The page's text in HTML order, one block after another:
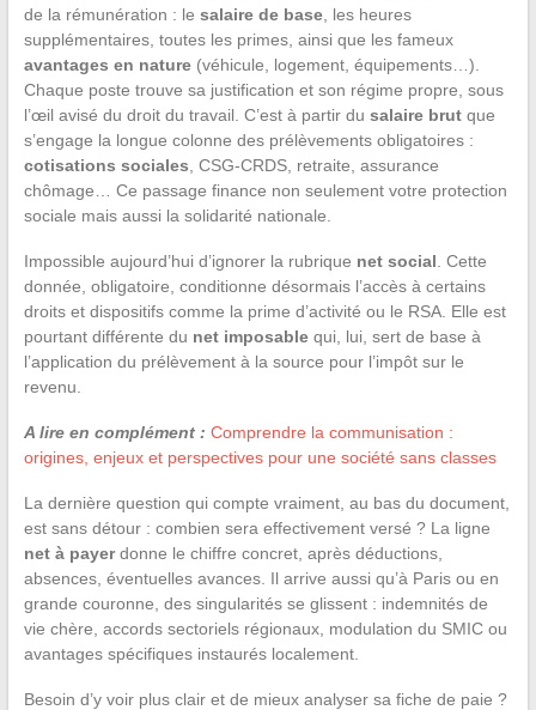
de la rémunération : le salaire de base, les heures
supplémentaires, toutes les primes, ainsi que les fameux
avantages en nature(véhicule, logement, équipements…).
Chaque poste trouve sa justification et son régime propre, sous
l’œil avisé du droit du travail. C’est à partir du salaire brutque
s’engage la longue colonne des prélèvements obligatoires :
cotisations sociales , CSG-CRDS, retraite, assurance
chômage… Ce passage finance non seulement votre protection
sociale mais aussi la solidarité nationale.
Impossible aujourd’hui d’ignorer la rubrique net social . Cette
donnée, obligatoire, conditionne désormais l’accès à certains
droits et dispositifs comme la prime d’activité ou le RSA. Elle est
pourtant différente du net imposablequi, lui, sert de base à
l’application du prélèvement à la source pour l’impôt sur le
revenu.
A lire en complément : Comprendre la communisation :
origines, enjeux et perspectives pour une société sans classes
La dernière question qui compte vraiment, au bas du document,
est sans détour : combien sera effectivement versé ? La ligne
net à payerdonne le chiffre concret, après déductions,
absences, éventuelles avances. Il arrive aussi qu’à Paris ou en
grande couronne, des singularités se glissent : indemnités de
vie chère, accords sectoriels régionaux, modulation du SMIC ou
avantages spécifiques instaurés localement.
Besoin d’y voir plus clair et de mieux analyser sa fiche de paie ?